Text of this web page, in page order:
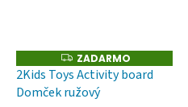
Z
A
D
A
ZADARMO
2Kids Toys Activity board
Domček ružový